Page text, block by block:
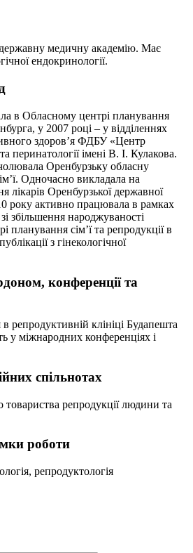
медичну академію. Має
ендокринології.
в Обласному центрі планування
у 2007 році – у відділеннях
здоров’я ФДБУ «Центр
перинатології імені В. І. Кулакова.
Оренбурзьку обласну
Одночасно викладала на
лікарів Оренбурзької державної
року активно працювала в рамках
збільшення народжуваності
планування сім’ї та репродукції в
з гінекологічної
конференції та
репродуктивній клініці Будапешта
у міжнародних конференціях і
спільнотах
репродукції людини та
роботи
репродуктологія